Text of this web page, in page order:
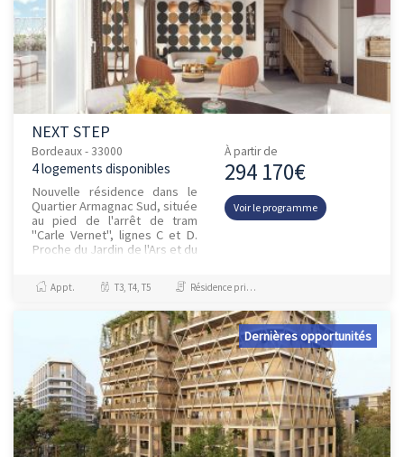
NEXT STEP
Bordeaux - 33000
4 logements disponibles
Nouvelle résidence dans le
Quartier Armagnac Sud, située
au pied de l'arrêt de tram
"Carle Vernet", lignes C et D.
Proche du Jardin de l'Ars et du
Gare St Jean...
À partir de
294 170€
Voir le programme
Appt. T3, T4, T5 Résidence principale / PTZ
Dernières opportunités